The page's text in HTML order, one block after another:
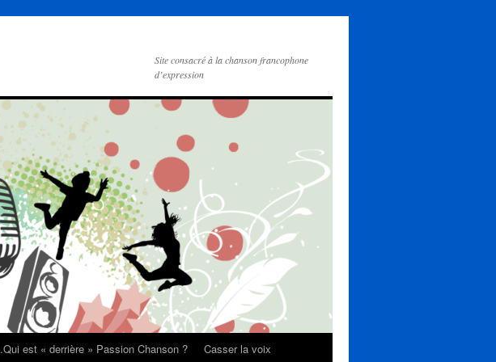
Site consacré à la chanson francophone
d’expression
.Qui est « derrière » Passion Chanson ?
Casser la voix